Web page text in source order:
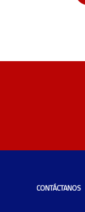
CONTÁCTANOS